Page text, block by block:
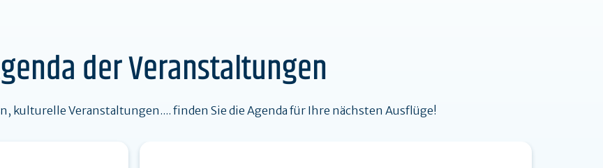
der Veranstaltungen
kulturelle Veranstaltungen.... finden Sie die Agenda für Ihre nächsten Ausflüge!